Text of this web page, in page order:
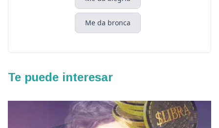
Me da bronca
Te puede interesar